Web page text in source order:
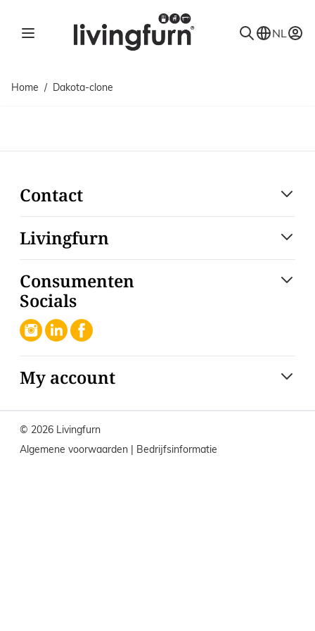
NL
Home / Dakota-clone
Contact
Livingfurn
Consumenten
Socials
My account
© 2026 Livingfurn
Algemene voorwaarden | Bedrijfsinformatie